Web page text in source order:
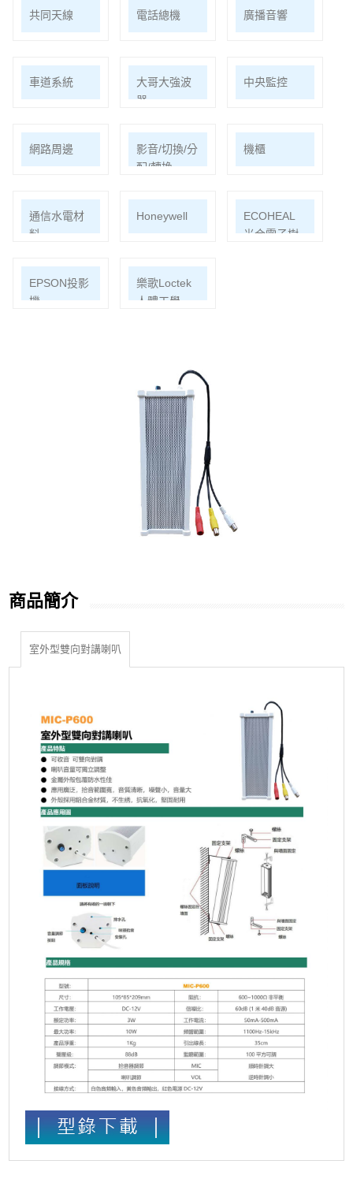
共同天線 電話總機 廣播音響
車道系統
大哥大強波
器
中央監控
網路周邊
影音/切換/分
配/轉換
機櫃
通信水電材
料
Honeywell
ECOHEAL
光合電子樹
EPSON投影
機
樂歌Loctek
人體工學
商品簡介
室外型雙向對講喇叭